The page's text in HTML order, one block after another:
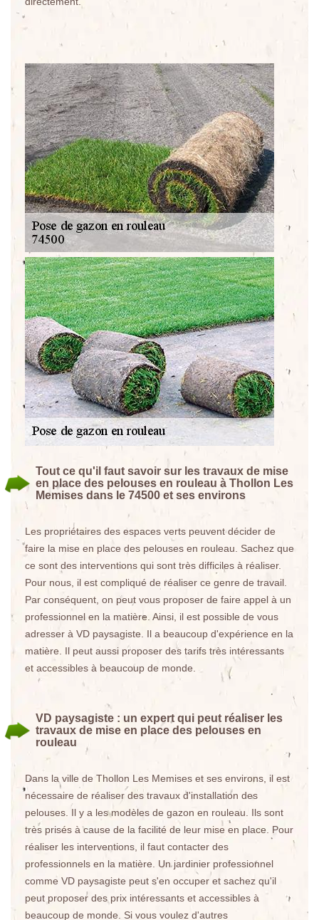
Tout ce qu'il faut savoir sur les travaux de mise
en place des pelouses en rouleau à Thollon Les
Memises dans le 74500 et ses environs
Les propriétaires des espaces verts peuvent décider de
faire la mise en place des pelouses en rouleau. Sachez que
ce sont des interventions qui sont très difficiles à réaliser.
Pour nous, il est compliqué de réaliser ce genre de travail.
Par conséquent, on peut vous proposer de faire appel à un
professionnel en la matière. Ainsi, il est possible de vous
adresser à VD paysagiste. Il a beaucoup d'expérience en la
matière. Il peut aussi proposer des tarifs très intéressants
et accessibles à beaucoup de monde.
VD paysagiste : un expert qui peut réaliser les
travaux de mise en place des pelouses en
rouleau
Dans la ville de Thollon Les Memises et ses environs, il est
nécessaire de réaliser des travaux d'installation des
pelouses. Il y a les modèles de gazon en rouleau. Ils sont
très prisés à cause de la facilité de leur mise en place. Pour
réaliser les interventions, il faut contacter des
professionnels en la matière. Un jardinier professionnel
comme VD paysagiste peut s'en occuper et sachez qu'il
peut proposer des prix intéressants et accessibles à
beaucoup de monde. Si vous voulez d'autres